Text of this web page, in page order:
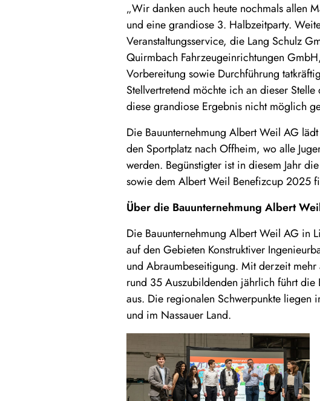
„Wir danken auch heute nochmals allen
und eine grandiose 3. Halbzeitparty.
Veranstaltungsservice, die Lang Schulz
Quirmbach Fahrzeugeinrichtungen
Vorbereitung sowie Durchführung
Stellvertretend möchte ich an dieser
diese grandiose Ergebnis nicht möglich
Die Bauunternehmung Albert Weil AG
den Sportplatz nach Offheim, wo alle
werden. Begünstigter ist in diesem Jahr
sowie dem Albert Weil Benefizcup 2025
Über die Bauunternehmung Albert
Die Bauunternehmung Albert Weil AG in
auf den Gebieten Konstruktiver
und Abraumbeseitigung. Mit derzeit
rund 35 Auszubildenden jährlich führt
aus. Die regionalen Schwerpunkte liegen
und im Nassauer Land.